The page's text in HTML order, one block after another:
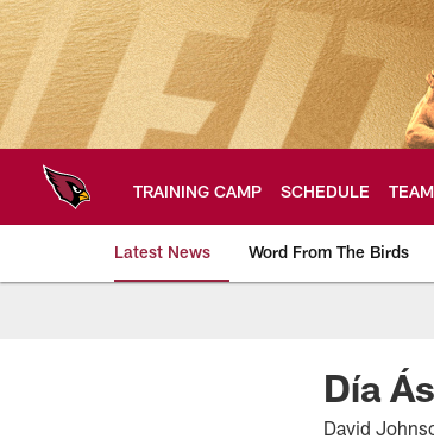
Skip
to
main
content
TRAINING CAMP SCHEDULE TEAM
Latest News Word From The Birds
Arizona Día
David